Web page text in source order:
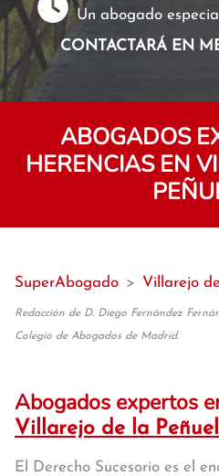
Un abogado
CONTACTARÁ EN
ABOGADOS
HERENCIAS EN
SuperAbogado > Villarejo
Redacción de D. Diego Fernández
Colegio de Abogados de Madrid.
Abogados expertos
Villarejo de la
El Derecho Sucesorio es el